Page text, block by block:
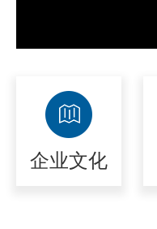
企业文化